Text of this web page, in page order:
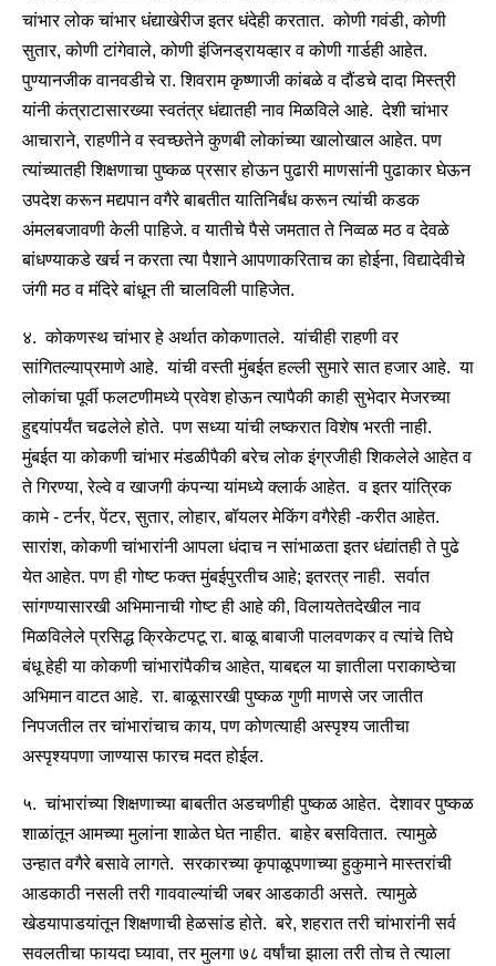
चांभार लोक चांभार धंद्याखेरीज इतर धंदेही करतात. कोणी गवंडी, कोणी
सुतार, कोणी टांगेवाले, कोणी इंजिनड्रायव्हार व कोणी गार्डही आहेत.
पुण्यानजीक वानवडीचे रा. शिवराम कृष्णाजी कांबळे व दौंडचे दादा मिस्त्री
यांनी कंत्राटासारख्या स्वतंत्र धंद्यातही नाव मिळविले आहे. देशी चांभार
आचाराने, राहणीने व स्वच्छतेने कुणबी लोकांच्या खालोखाल आहेत. पण
त्यांच्यातही शिक्षणाचा पुष्कळ प्रसार होऊन पुढारी माणसांनी पुढाकार घेऊन
उपदेश करून मद्यपान वगैरे बाबतीत यातिनिर्बंध करून त्यांची कडक
अंमलबजावणी केली पाहिजे. व यातीचे पैसे जमतात ते निव्वळ मठ व देवळे
बांधण्याकडे खर्च न करता त्या पैशाने आपणाकरिताच का होईना, विद्यादेवीचे
जंगी मठ व मंदिरे बांधून ती चालविली पाहिजेत.
४. कोकणस्थ चांभार हे अर्थात कोकणातले. यांचीही राहणी वर
सांगितल्याप्रमाणे आहे. यांची वस्ती मुंबईत हल्ली सुमारे सात हजार आहे. या
लोकांचा पूर्वी फलटणीमध्ये प्रवेश होऊन त्यापैकी काही सुभेदार मेजरच्या
हुद्दयांपर्यंत चढलेले होते. पण सध्या यांची लष्करात विशेष भरती नाही.
मुंबईत या कोकणी चांभार मंडळीपैकी बरेच लोक इंग्रजीही शिकलेले आहेत व
ते गिरण्या, रेल्वे व खाजगी कंपन्या यांमध्ये क्लार्क आहेत. व इतर यांत्रिक
कामे - टर्नर, पेंटर, सुतार, लोहार, बॉयलर मेकिंग वगैरेही -करीत आहेत.
सारांश, कोकणी चांभारांनी आपला धंदाच न सांभाळता इतर धंद्यांतही ते पुढे
येत आहेत. पण ही गोष्ट फक्त मुंबईपुरतीच आहे; इतरत्र नाही. सर्वात
सांगण्यासारखी अभिमानाची गोष्ट ही आहे की, विलायतेतदेखील नाव
मिळविलेले प्रसिद्ध क्रिकेटपटू रा. बाळू बाबाजी पालवणकर व त्यांचे तिघे
बंधू हेही या कोकणी चांभारांपैकीच आहेत, याबद्दल या ज्ञातीला पराकाष्ठेचा
अभिमान वाटत आहे. रा. बाळूसारखी पुष्कळ गुणी माणसे जर जातीत
निपजतील तर चांभारांचाच काय, पण कोणत्याही अस्पृश्य जातीचा
अस्पृश्यपणा जाण्यास फारच मदत होईल.
५. चांभारांच्या शिक्षणाच्या बाबतीत अडचणीही पुष्कळ आहेत. देशावर पुष्कळ
शाळांतून आमच्या मुलांना शाळेत घेत नाहीत. बाहेर बसवितात. त्यामुळे
उन्हात वगैरे बसावे लागते. सरकारच्या कृपाळूपणाच्या हुकुमाने मास्तरांची
आडकाठी नसली तरी गाववाल्यांची जबर आडकाठी असते. त्यामुळे
खेडयापाडयांतून शिक्षणाची हेळसांड होते. बरे, शहरात तरी चांभारांनी सर्व
सवलतीचा फायदा घ्यावा, तर मुलगा ७८ वर्षांचा झाला तरी तोच ते त्याला